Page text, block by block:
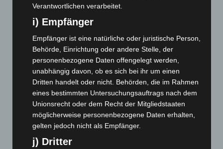
Juni 2026(139)
Mai 2026(99)
April 2026(99)
März 2026(115)
Februar 2026
(109)
Januar 2026 (122)
Dezember 2025(103)
November 2025(114)
Oktober 2025(112)
September 2025(93)
Verantwortlichen verarbeitet.
i) Empfänger
Empfänger ist eine natürliche oder juristische Person,
Behörde, Einrichtung oder andere Stelle, der
personenbezogene Daten offengelegt werden,
unabhängig davon, ob es sich bei ihr um einen
Dritten handelt oder nicht. Behörden, die im Rahmen
eines bestimmten Untersuchungsauftrags nach dem
Unionsrecht oder dem Recht der Mitgliedstaaten
möglicherweise personenbezogene Daten erhalten,
gelten jedoch nicht als Empfänger.
j) Dritter